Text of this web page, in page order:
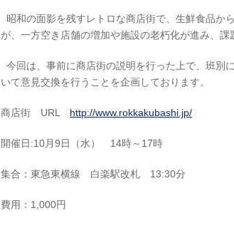
昭和の面影を残すレトロな商店街で、生鮮食品か
が、一方空き店舗の増加や施設の老朽化が進み、課
今回は、事前に商店街の説明を行った上で、班別
いて意見交換を行うことを企画しております。
商店街 URL http://www.rokkakubashi.jp/
開催日:10月9日（水） 14時～17時
集合：東急東横線 白楽駅改札 13:30分
費用：1,000円